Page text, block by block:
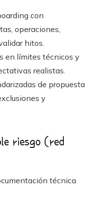
con
operaciones,
hitos.
en límites técnicos y
realistas.
de propuesta
y
riesgo (red
técnica